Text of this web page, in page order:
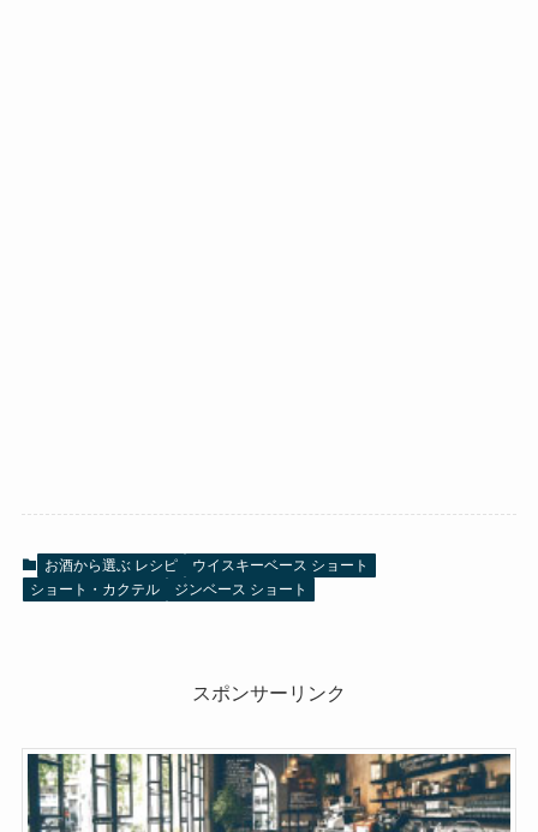
お酒から選ぶ レシピ
ウイスキーベース ショート
ショート・カクテル
ジンベース ショート
スポンサーリンク